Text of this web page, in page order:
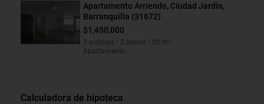
Apartamento Arriendo, Ciudad Jardín,
Barranquilla (31672)
$1,450,000
3 alcobas • 2 baños • 92 m²
Apartamento
Calculadora de hipoteca